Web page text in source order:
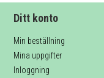
Ditt konto
Min beställning
Mina uppgifter
Inloggning